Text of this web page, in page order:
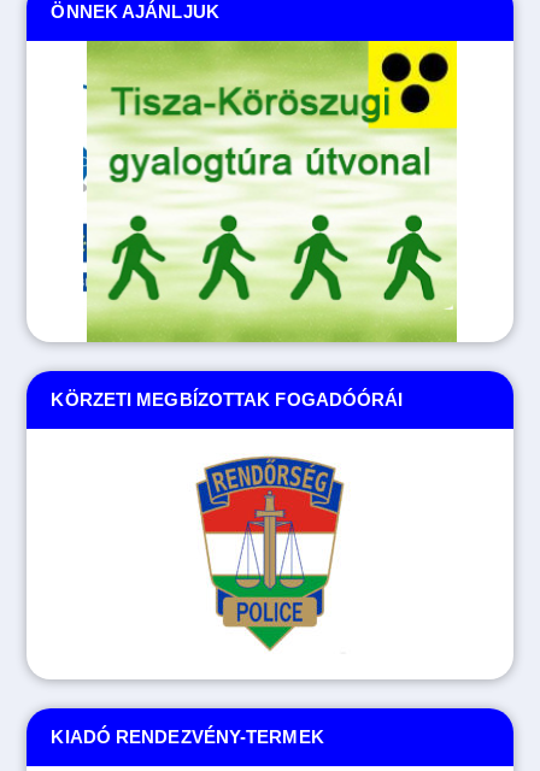
KIADÓ RENDEZVÉNY-TERMEK
KÖRZETI MEGBÍZOTTAK FOGADÓÓRÁI
ÖNNEK AJÁNLJUK